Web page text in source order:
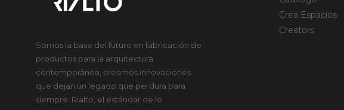
Somos la base del futuro en fabricación de
productos para la arquitectura
contemporánea, creamos innovaciones
que dejan un legado que perdura para
siempre. Rialto, el estándar de lo
Crea Espacios
Creators